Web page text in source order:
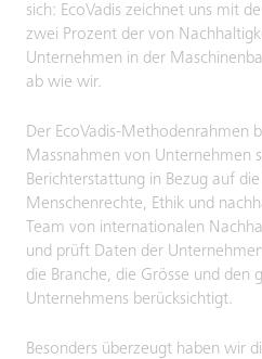
sich: EcoVadis zeichnet uns mit
zwei Prozent der von
Unternehmen in der
ab wie wir.
Der EcoVadis-Methodenrahmen
Massnahmen von Unternehmen
Berichterstattung in Bezug auf
Menschenrechte, Ethik und
Team von internationalen
und prüft Daten der
die Branche, die Grösse und den
Unternehmens berücksichtigt.
Besonders überzeugt haben wir